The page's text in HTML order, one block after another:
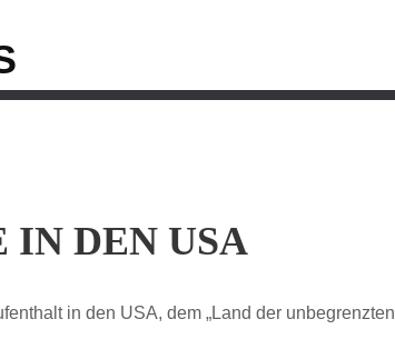
IN DEN USA
in den USA, dem „Land der unbegrenzten